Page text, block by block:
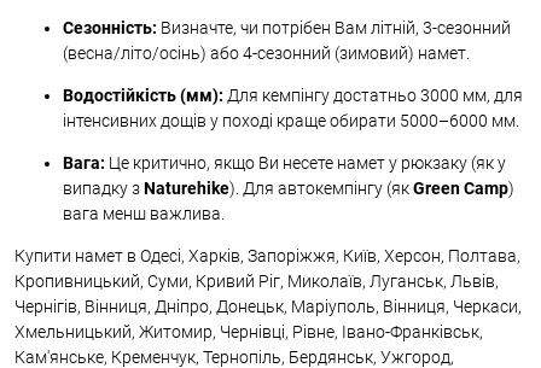
Сезонність: Визначте, чи потрібен Вам літній, 3-сезонний
(весна/літо/осінь) або 4-сезонний (зимовий) намет.
Водостійкість (мм): Для кемпінгу достатньо 3000 мм, для
інтенсивних дощів у поході краще обирати 5000–6000 мм.
Вага: Це критично, якщо Ви несете намет у рюкзаку (як у
випадку зNaturehike). Для автокемпінгу (якGreen Camp)
вага менш важлива.
Купити намет в Одесі, Харків, Запоріжжя, Київ, Херсон, Полтава,
Кропивницький, Суми, Кривий Ріг, Миколаїв, Луганськ, Львів,
Чернігів, Вінниця, Дніпро, Донецьк, Маріуполь, Вінниця, Черкаси,
Хмельницький, Житомир, Чернівці, Рівне, Івано-Франківськ,
Кам'янське, Кременчук, Тернопіль, Бердянськ, Ужгород,